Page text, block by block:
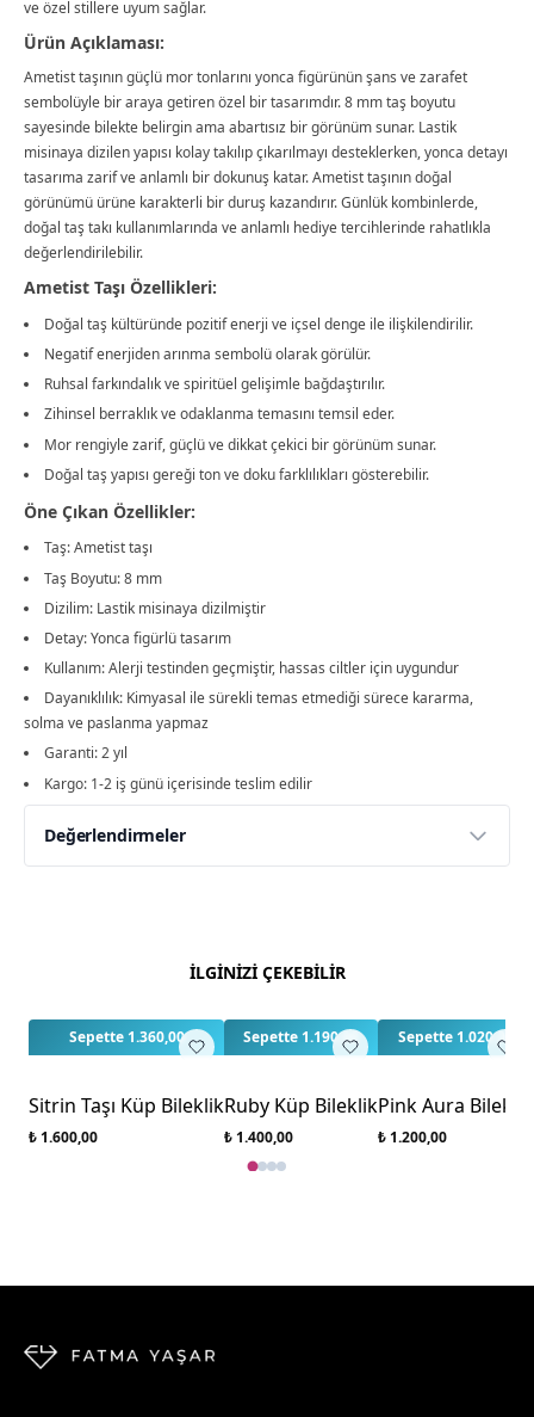
ve özel stillere uyum sağlar.
Ürün Açıklaması:
Ametist taşının güçlü mor tonlarını yonca figürünün şans ve zarafet
sembolüyle bir araya getiren özel bir tasarımdır. 8 mm taş boyutu
sayesinde bilekte belirgin ama abartısız bir görünüm sunar. Lastik
misinaya dizilen yapısı kolay takılıp çıkarılmayı desteklerken, yonca detayı
tasarıma zarif ve anlamlı bir dokunuş katar. Ametist taşının doğal
görünümü ürüne karakterli bir duruş kazandırır. Günlük kombinlerde,
doğal taş takı kullanımlarında ve anlamlı hediye tercihlerinde rahatlıkla
değerlendirilebilir.
Ametist Taşı Özellikleri:
Doğal taş kültüründe pozitif enerji ve içsel denge ile ilişkilendirilir.
Negatif enerjiden arınma sembolü olarak görülür.
Ruhsal farkındalık ve spiritüel gelişimle bağdaştırılır.
Zihinsel berraklık ve odaklanma temasını temsil eder.
Mor rengiyle zarif, güçlü ve dikkat çekici bir görünüm sunar.
Doğal taş yapısı gereği ton ve doku farklılıkları gösterebilir.
Öne Çıkan Özellikler:
Taş: Ametist taşı
Taş Boyutu: 8 mm
Dizilim: Lastik misinaya dizilmiştir
Detay: Yonca figürlü tasarım
Kullanım: Alerji testinden geçmiştir, hassas ciltler için uygundur
Dayanıklılık: Kimyasal ile sürekli temas etmediği sürece kararma,
solma ve paslanma yapmaz
Garanti: 2 yıl
Kargo: 1-2 iş günü içerisinde teslim edilir
Değerlendirmeler
Bu ürün için henüz değerlendirme yapılmamış.
İLGİNİZİ ÇEKEBİLİR
Sepette 1.360,00
Sitrin Taşı Küp Bileklik
₺ 1.600,00
Sepette 1.190,00
Ruby Küp Bileklik
₺ 1.400,00
Sepette 1.020,00
Pink Aura Bileklik
₺ 1.200,00